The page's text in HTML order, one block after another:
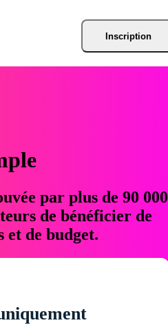
Inscription
par plus de 90 000
de bénéficier de
et de budget.